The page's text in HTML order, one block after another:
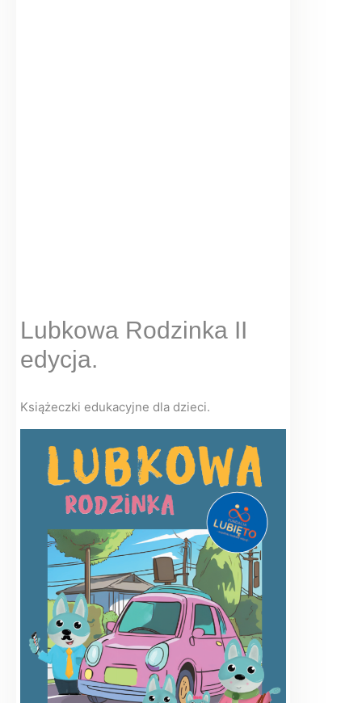
Lubkowa Rodzinka II
edycja.
Książeczki edukacyjne dla dzieci.